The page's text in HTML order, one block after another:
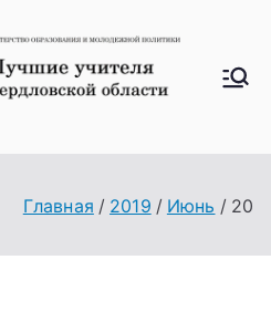
Лучш
Свер
Главная 2019 Июнь 20